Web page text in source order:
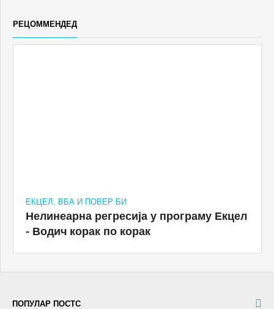
РЕЦОММЕНДЕД
ЕКЦЕЛ, ВБА И ПОВЕР БИ
Нелинеарна регресија у програму Екцел
- Водич корак по корак
ПОПУЛАР ПОСТС